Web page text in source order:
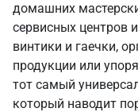
домашних
сервисных центров
винтики и гаечки,
продукции или
тот самый
который наводит